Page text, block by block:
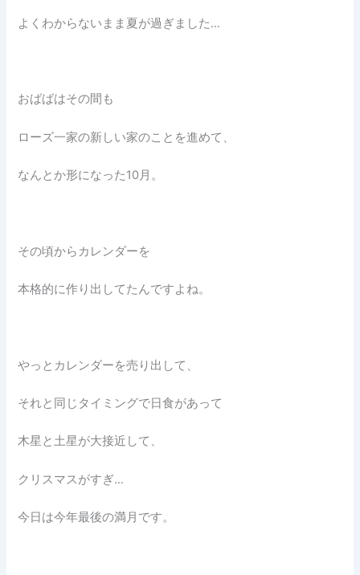
よくわからないまま夏が過ぎました…
おばばはその間も
ローズ一家の新しい家のことを進めて、
なんとか形になった10月。
その頃からカレンダーを
本格的に作り出してたんですよね。
やっとカレンダーを売り出して、
それと同じタイミングで日食があって
木星と土星が大接近して、
クリスマスがすぎ…
今日は今年最後の満月です。